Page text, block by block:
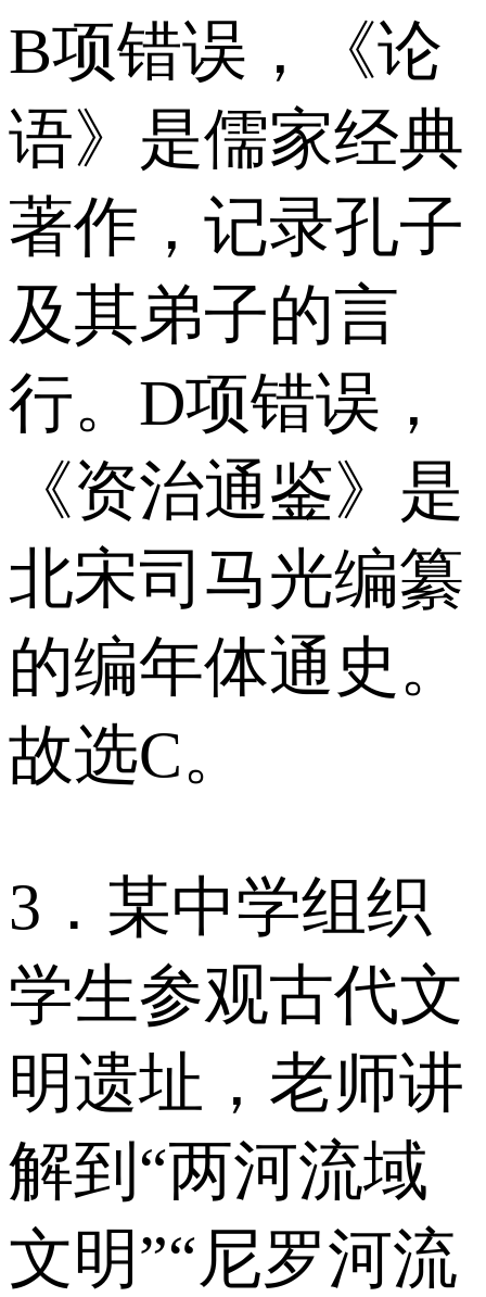
B项错误，《论
语》是儒家经典
著作，记录孔子
及其弟子的言
行。D项错误，
《资治通鉴》是
北宋司马光编纂
的编年体通史。
故选C。
3．某中学组织
学生参观古代文
明遗址，老师讲
解到“两河流域
文明”“尼罗河流